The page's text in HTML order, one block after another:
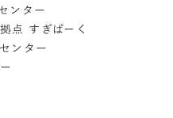
ンター
点 すぎぱーく
ンター